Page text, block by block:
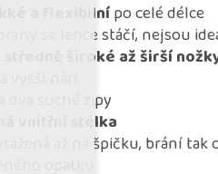
a flexibilnípo celé délce
hrany se lehce stáčí, nejsou
středně široké až širší
dva suché zipy
vnitřní stélka
až na špičku, brání